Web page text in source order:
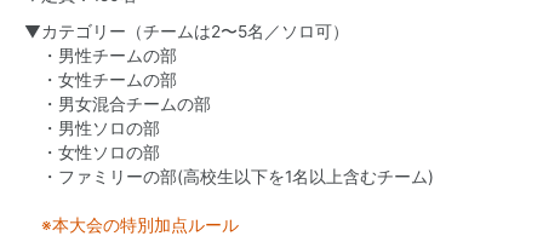
▼カテゴリー（チームは2〜5名／ソロ可）
・男性チームの部
・女性チームの部
・男女混合チームの部
・男性ソロの部
・女性ソロの部
・ファミリーの部(高校生以下を1名以上含むチーム)
※本大会の特別加点ルール